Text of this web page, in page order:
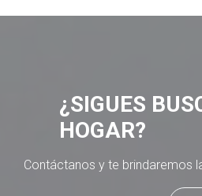
¿SIGUES
HOGAR?
Contáctanos y te brindaremos